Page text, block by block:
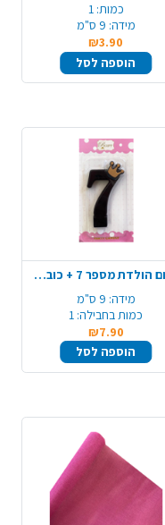
כמות: 1
מידה: 9 ס"מ
₪3.90
הוספה לסל
נר יום הולדת מספר 7 + כובע כתר - שחור מט
מידה: 9 ס"מ
כמות בחבילה: 1
₪7.90
הוספה לסל